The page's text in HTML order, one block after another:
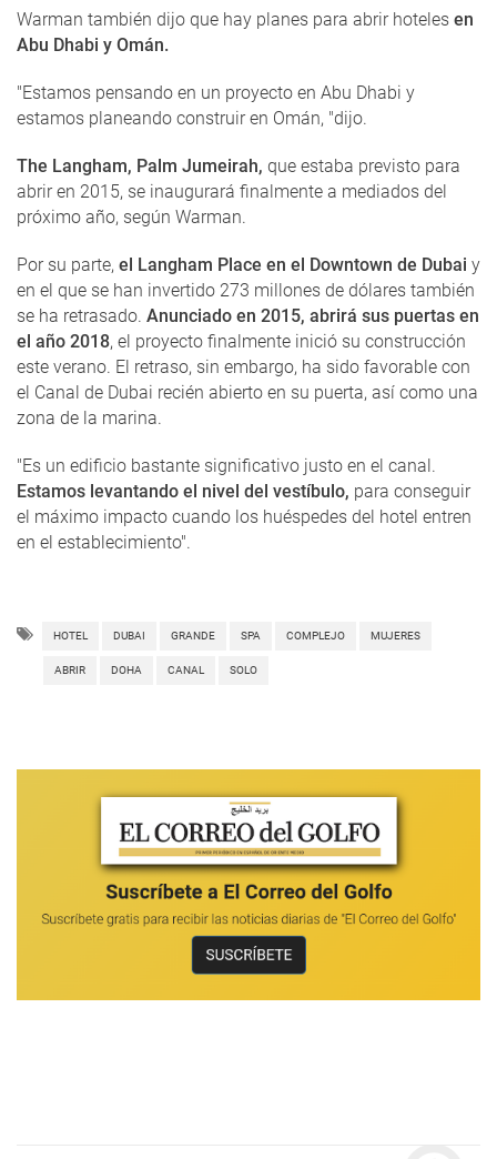
Warman también dijo que hay planes para abrir hoteles en
Abu Dhabi y Omán.
"Estamos pensando en un proyecto en Abu Dhabi y
estamos planeando construir en Omán, "dijo.
The Langham, Palm Jumeirah, que estaba previsto para
abrir en 2015, se inaugurará finalmente a mediados del
próximo año, según Warman.
Por su parte, el Langham Place en el Downtown de Dubai y
en el que se han invertido 273 millones de dólares también
se ha retrasado. Anunciado en 2015, abrirá sus puertas en
el año 2018, el proyecto finalmente inició su construcción
este verano. El retraso, sin embargo, ha sido favorable con
el Canal de Dubai recién abierto en su puerta, así como una
zona de la marina.
"Es un edificio bastante significativo justo en el canal.
Estamos levantando el nivel del vestíbulo, para conseguir
el máximo impacto cuando los huéspedes del hotel entren
en el establecimiento".
HOTEL DUBAI GRANDE SPA COMPLEJO MUJERES
ABRIR DOHA CANAL SOLO